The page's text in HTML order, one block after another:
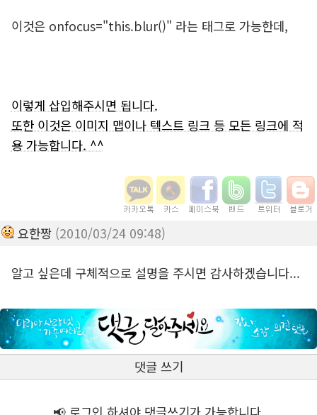
이것은 onfocus="this.blur()" 라는 태그로 가능한데,
이렇게 삽입해주시면 됩니다.
또한 이것은 이미지 맵이나 텍스트 링크 등 모든 링크에 적
용 가능합니다. ^^
요한짱 (2010/03/24 09:48)
알고 싶은데 구체적으로 설명을 주시면 감사하겠습니다...
댓글 쓰기